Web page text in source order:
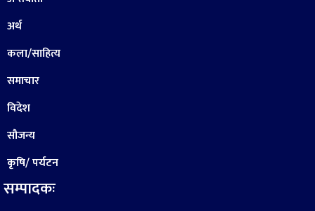
अर्थ
कला/साहित्य
समाचार
विदेश
सौजन्य
कृषि/ पर्यटन
सम्पादकः